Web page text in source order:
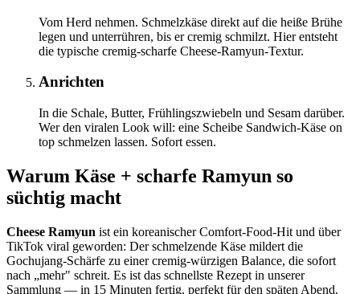
Vom Herd nehmen. Schmelzkäse direkt auf die heiße Brühe
legen und unterrühren, bis er cremig schmilzt. Hier entsteht
die typische cremig-scharfe Cheese-Ramyun-Textur.
Anrichten
In die Schale, Butter, Frühlingszwiebeln und Sesam darüber.
Wer den viralen Look will: eine Scheibe Sandwich-Käse on
top schmelzen lassen. Sofort essen.
Warum Käse + scharfe Ramyun so
süchtig macht
Cheese Ramyun ist ein koreanischer Comfort-Food-Hit und über
TikTok viral geworden: Der schmelzende Käse mildert die
Gochujang-Schärfe zu einer cremig-würzigen Balance, die sofort
nach „mehr" schreit. Es ist das schnellste Rezept in unserer
Sammlung — in 15 Minuten fertig, perfekt für den späten Abend.